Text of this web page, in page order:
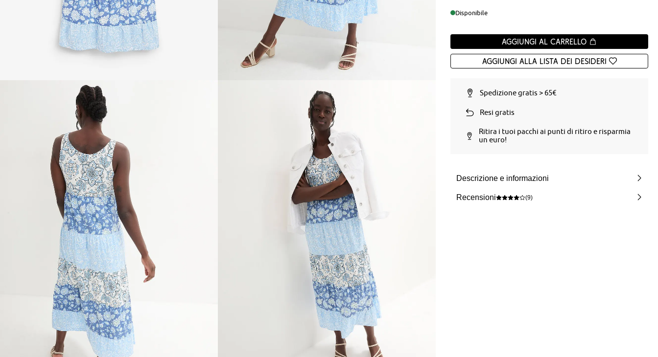
Disponibile
Aggiungi al carrello
Aggiungi alla Lista dei desideri
Spedizione gratis > 65€
Resi gratis
Ritira i tuoi pacchi ai punti di ritiro e risparmia
un euro!
Descrizione e informazioni
Recensioni (9)